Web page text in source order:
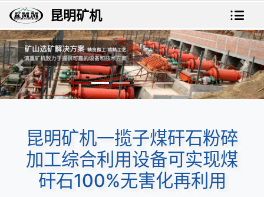
昆明矿机
上一张 下
昆明矿机一揽子煤矸石粉碎
加工综合利用设备可实现煤
矸石100%无害化再利用